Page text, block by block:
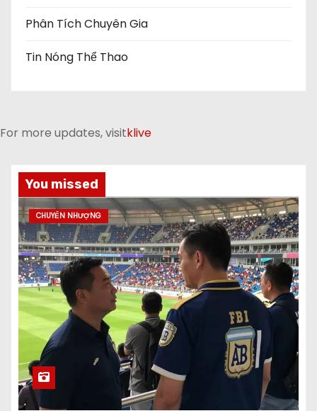
Phân Tích Chuyên Gia
Tin Nóng Thể Thao
For more updates, visitklive
You missed
CHUYỂN NHƯỢNG